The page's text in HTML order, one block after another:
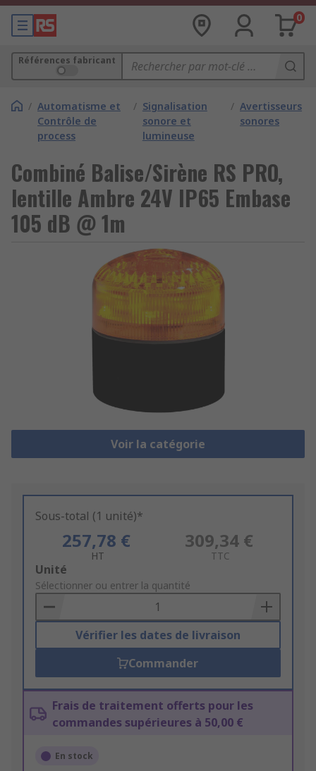
0
Références fabricant
/ Automatisme et
Contrôle de
process
/ Signalisation
sonore et
lumineuse
/ Avertisseurs
sonores
Combiné Balise/Sirène RS PRO,
lentille Ambre 24V IP65 Embase
105 dB @ 1m
Voir la catégorie
Sous-total (1 unité)*
257,78 €
HT
309,34 €
TTC
Add
to
Basket
Unité
Sélectionner ou entrer la quantité
Vérifier les dates de livraison
Commander
Frais de traitement offerts pour les
commandes supérieures à 50,00 €
En stock